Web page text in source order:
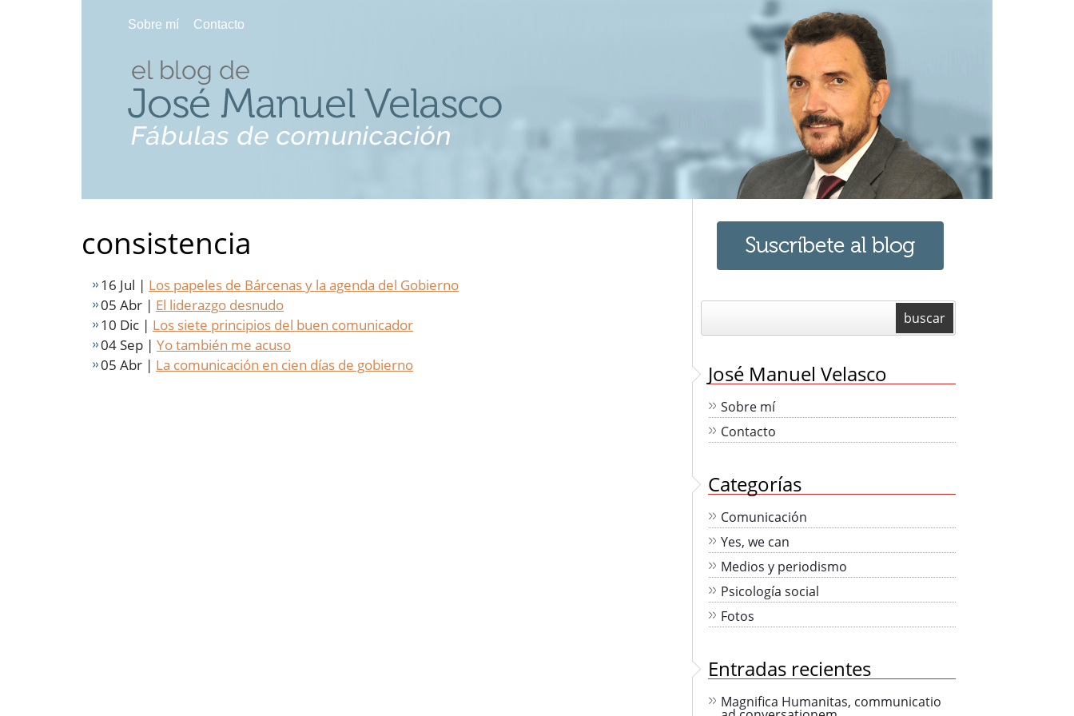
Sobre mí Contacto
consistencia
16 Jul | Los papeles de Bárcenas y la agenda del Gobierno
05 Abr | El liderazgo desnudo
10 Dic | Los siete principios del buen comunicador
04 Sep | Yo también me acuso
05 Abr | La comunicación en cien días de gobierno José Manuel Velasco
Sobre mí
Contacto
Categorías
Comunicación
Yes, we can
Medios y periodismo
Psicología social
Fotos
Entradas recientes
Magnifica Humanitas, communicatio